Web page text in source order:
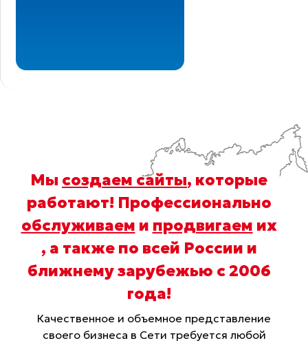
Мы создаем сайты, которые
работают! Профессионально
обслуживаем и продвигаем их
, а также по всей России и
ближнему зарубежью с 2006
года!
Качественное и объемное представление
своего бизнеса в Сети требуется любой